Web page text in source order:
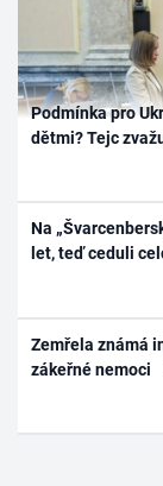
Podmínka pro
dětmi? Tejc
Na
let, teď ceduli
Zemřela známá
zákeřné nemoci